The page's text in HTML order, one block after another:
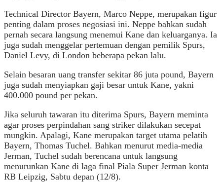
Technical Director Bayern, Marco Neppe, merupakan figur
penting dalam proses negosiasi ini. Neppe bahkan sudah
pernah secara langsung menemui Kane dan keluarganya. Ia
juga sudah menggelar pertemuan dengan pemilik Spurs,
Daniel Levy, di London beberapa pekan lalu.
Selain besaran uang transfer sekitar 86 juta pound, Bayern
juga sudah menyiapkan gaji besar untuk Kane, yakni
400.000 pound per pekan.
Jika seluruh tawaran itu diterima Spurs, Bayern meminta
agar proses perpindahan sang striker dilakukan secepat
mungkin. Apalagi, Kane merupakan target utama pelatih
Bayern, Thomas Tuchel. Bahkan menurut media-media
Jerman, Tuchel sudah berencana untuk langsung
menurunkan Kane di laga final Piala Super Jerman konta
RB Leipzig, Sabtu depan (12/8).